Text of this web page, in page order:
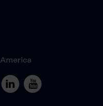
America